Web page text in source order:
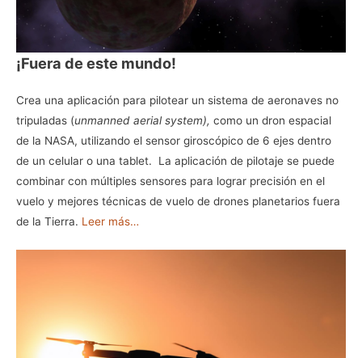
¡Fuera de este mundo!
Crea una aplicación para pilotear un sistema de aeronaves no
tripuladas (unmanned aerial system), como un dron espacial
de la NASA, utilizando el sensor giroscópico de 6 ejes dentro
de un celular o una tablet. La aplicación de pilotaje se puede
combinar con múltiples sensores para lograr precisión en el
vuelo y mejores técnicas de vuelo de drones planetarios fuera
de la Tierra. Leer más…